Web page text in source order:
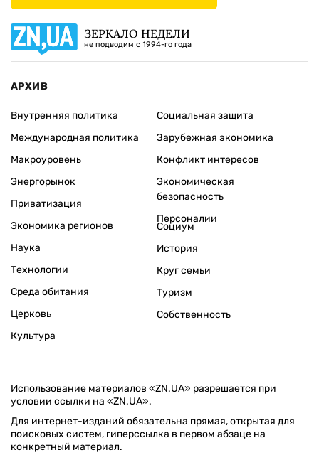
ЗЕРКАЛО НЕДЕЛИ
не подводим с 1994-го года
АРХИВ
Внутренняя политика
Международная политика
Макроуровень
Энергорынок
Приватизация
Экономика регионов
Социальная защита
Зарубежная экономика
Конфликт интересов
Экономическая
безопасность
Персоналии
Наука
Технологии
Среда обитания
Церковь
Культура
Социум
История
Круг семьи
Туризм
Собственность
Использование материалов «ZN.UA» разрешается при
условии ссылки на «ZN.UA».
Для интернет-изданий обязательна прямая, открытая для
поисковых систем, гиперссылка в первом абзаце на
конкретный материал.